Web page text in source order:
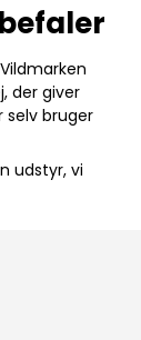
der giver
selv bruger
udstyr, vi